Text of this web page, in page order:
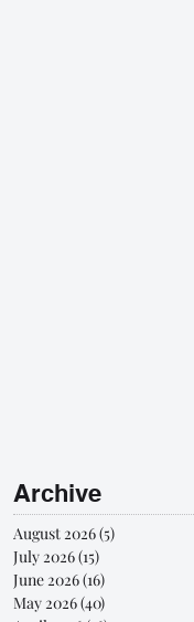
Archive
August 2026(5)
July 2026(15)
June 2026(16)
May 2026(40)